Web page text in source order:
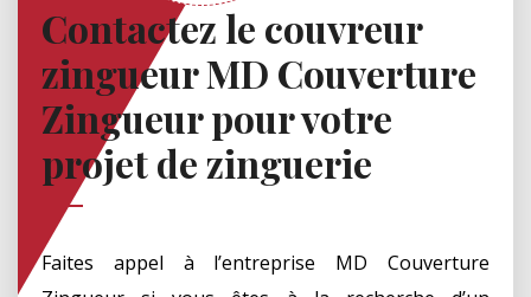
Contactez le couvreur
zingueur MD Couverture
Zingueur pour votre
projet de zinguerie
Faites appel à l’entreprise MD Couverture